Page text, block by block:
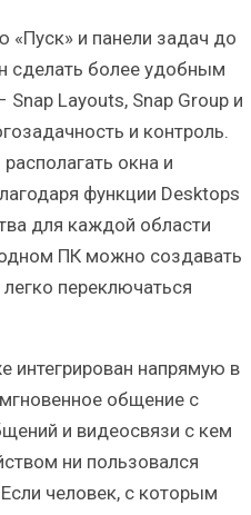
и панели задач до
сделать более удобным
Layouts, Snap Group и
и контроль.
окна и
функции Desktops
для каждой области
ПК можно создавать
переключаться
интегрирован напрямую в
общение с
и видеосвязи с кем
ни пользовался
человек, с которым